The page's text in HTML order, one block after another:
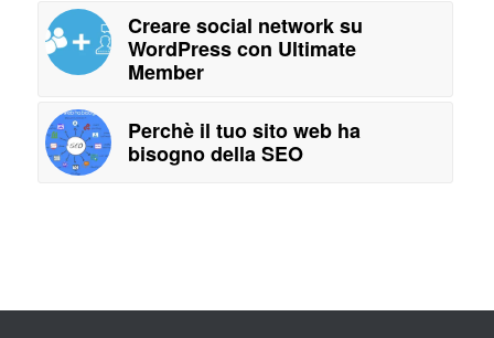
Creare social network su
WordPress con Ultimate
Member
Perchè il tuo sito web ha
bisogno della SEO